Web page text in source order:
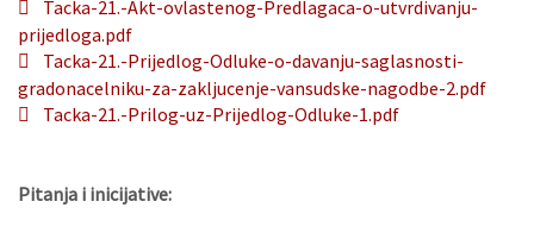
Tacka-21.-Akt-ovlastenog-Predlagaca-o-utvrdivanju-
prijedloga.pdf
Tacka-21.-Prijedlog-Odluke-o-davanju-saglasnosti-
gradonacelniku-za-zakljucenje-vansudske-nagodbe-2.pdf
Tacka-21.-Prilog-uz-Prijedlog-Odluke-1.pdf
Pitanja i inicijative: